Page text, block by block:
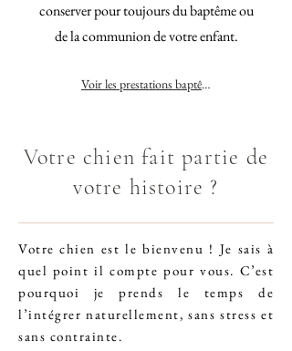
conserver pour toujours du baptême ou
de la communion de votre enfant.
Voir les prestations baptême et communion
Votre chien fait partie de
votre histoire ?
Votre chien est le bienvenu ! Je sais à
quel point il compte pour vous. C’est
pourquoi je prends le temps de
l’intégrer naturellement, sans stress et
sans contrainte.